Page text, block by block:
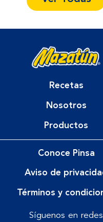
Recetas
Nosotros
Productos
Conoce Pinsa
Aviso de
Términos y
Síguenos en redes